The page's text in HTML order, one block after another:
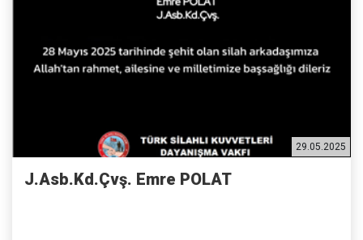
29.05.2025
J.Asb.Kd.Çvş. Emre POLAT